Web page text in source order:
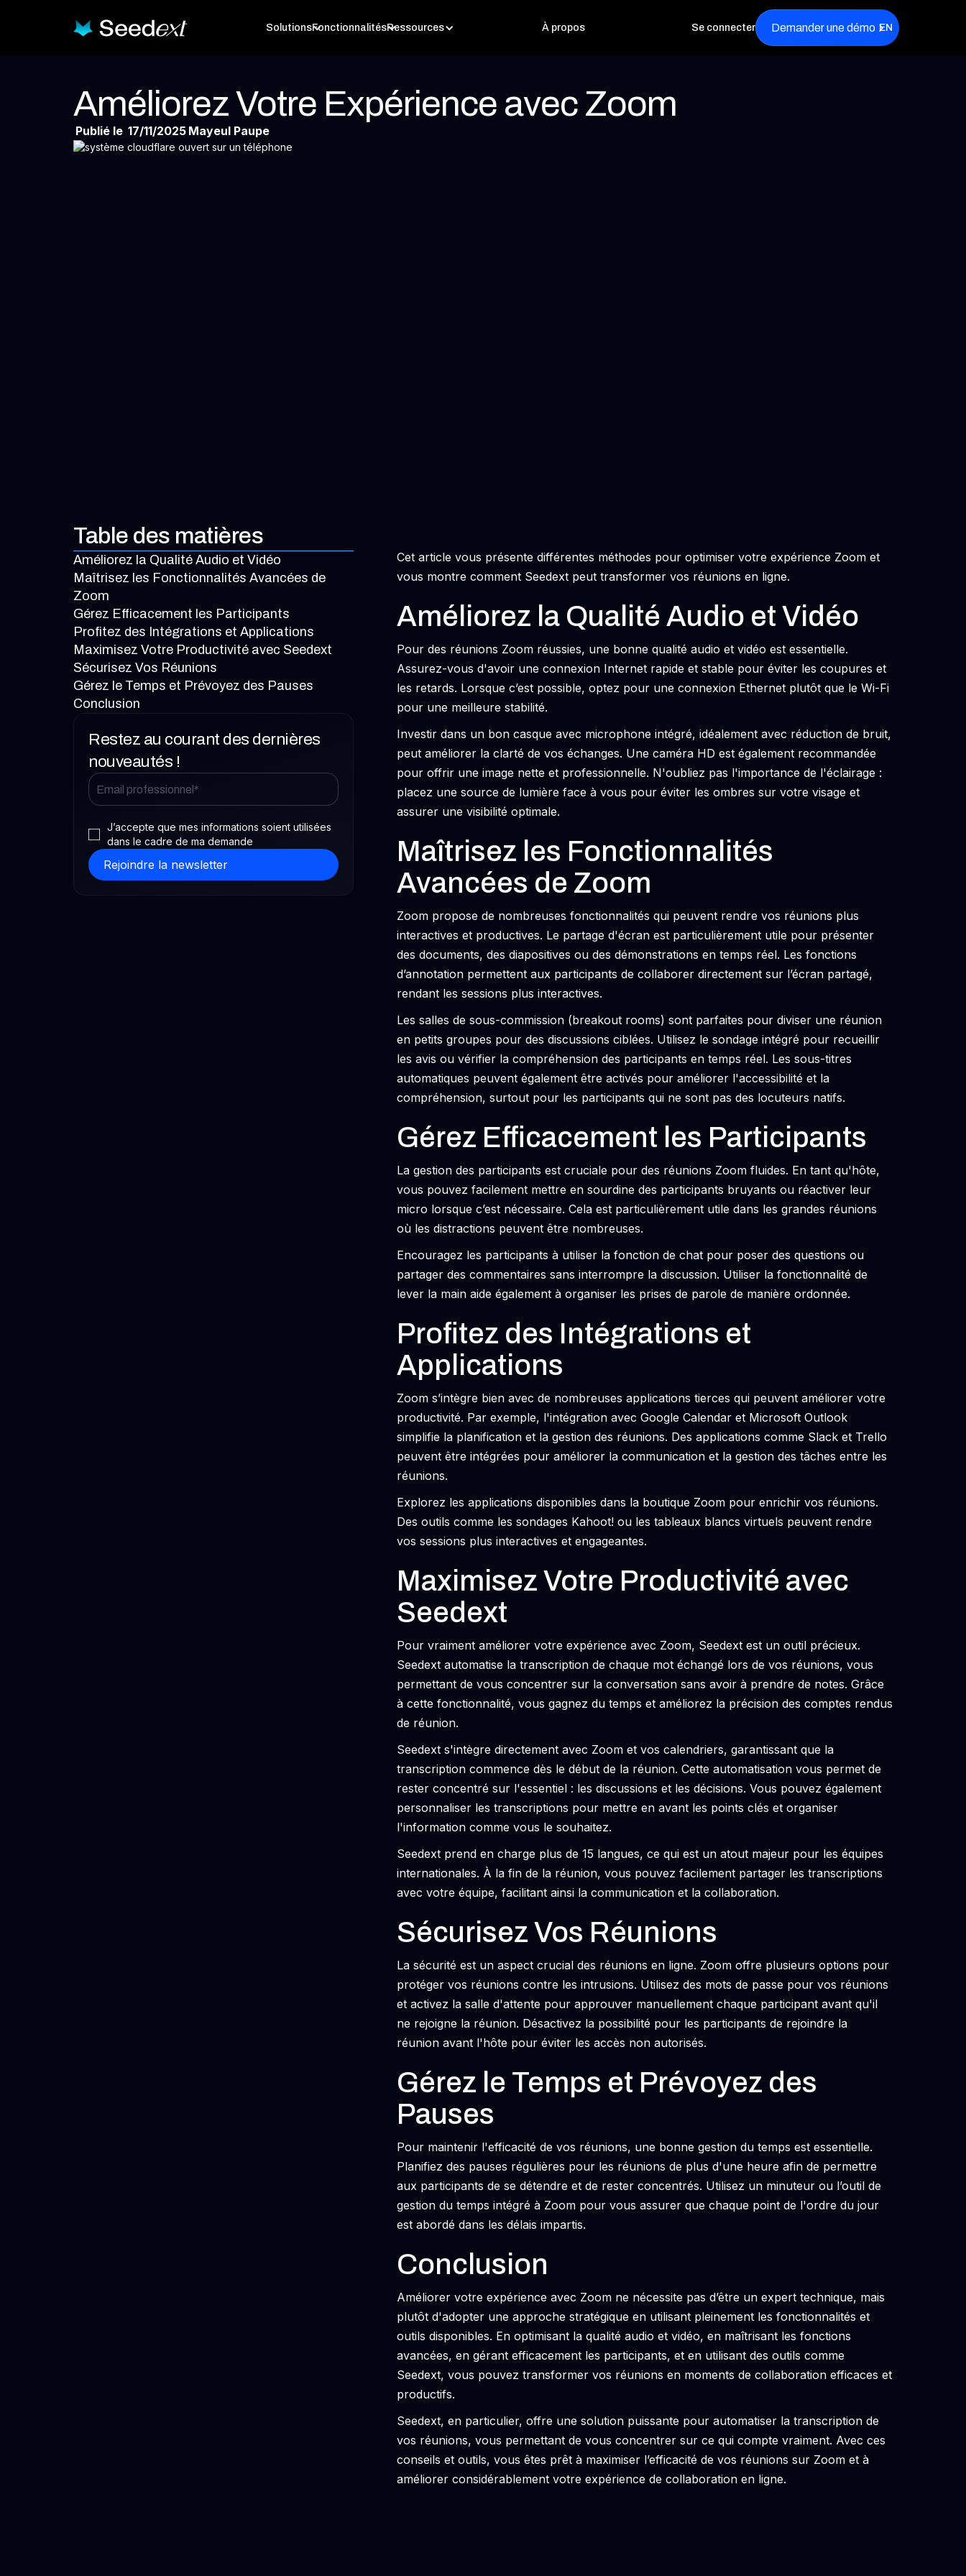
SolutionsFonctionnalitésRessources À propos Se connecter Demander une démo EN
Améliorez Votre Expérience avec Zoom
Publié le 17/11/2025 Mayeul Paupe
Table des matières
Améliorez la Qualité Audio et Vidéo
Maîtrisez les Fonctionnalités Avancées de
Zoom
Gérez Efficacement les Participants
Profitez des Intégrations et Applications
Maximisez Votre Productivité avec Seedext
Sécurisez Vos Réunions
Gérez le Temps et Prévoyez des Pauses
Conclusion
Restez au courant des dernières
nouveautés !
J’accepte que mes informations soient utilisées
dans le cadre de ma demande
Cet article vous présente différentes méthodes pour optimiser votre expérience Zoom et
vous montre comment Seedext peut transformer vos réunions en ligne.
Améliorez la Qualité Audio et Vidéo
Pour des réunions Zoom réussies, une bonne qualité audio et vidéo est essentielle.
Assurez-vous d'avoir une connexion Internet rapide et stable pour éviter les coupures et
les retards. Lorsque c’est possible, optez pour une connexion Ethernet plutôt que le Wi-Fi
pour une meilleure stabilité.
Investir dans un bon casque avec microphone intégré, idéalement avec réduction de bruit,
peut améliorer la clarté de vos échanges. Une caméra HD est également recommandée
pour offrir une image nette et professionnelle. N'oubliez pas l'importance de l'éclairage :
placez une source de lumière face à vous pour éviter les ombres sur votre visage et
assurer une visibilité optimale.
Maîtrisez les Fonctionnalités
Avancées de Zoom
Zoom propose de nombreuses fonctionnalités qui peuvent rendre vos réunions plus
interactives et productives. Le partage d'écran est particulièrement utile pour présenter
des documents, des diapositives ou des démonstrations en temps réel. Les fonctions
d’annotation permettent aux participants de collaborer directement sur l’écran partagé,
rendant les sessions plus interactives.
Les salles de sous-commission (breakout rooms) sont parfaites pour diviser une réunion
en petits groupes pour des discussions ciblées. Utilisez le sondage intégré pour recueillir
les avis ou vérifier la compréhension des participants en temps réel. Les sous-titres
automatiques peuvent également être activés pour améliorer l'accessibilité et la
compréhension, surtout pour les participants qui ne sont pas des locuteurs natifs.
Gérez Efficacement les Participants
La gestion des participants est cruciale pour des réunions Zoom fluides. En tant qu'hôte,
vous pouvez facilement mettre en sourdine des participants bruyants ou réactiver leur
micro lorsque c’est nécessaire. Cela est particulièrement utile dans les grandes réunions
où les distractions peuvent être nombreuses.
Encouragez les participants à utiliser la fonction de chat pour poser des questions ou
partager des commentaires sans interrompre la discussion. Utiliser la fonctionnalité de
lever la main aide également à organiser les prises de parole de manière ordonnée.
Profitez des Intégrations et
Applications
Zoom s’intègre bien avec de nombreuses applications tierces qui peuvent améliorer votre
productivité. Par exemple, l'intégration avec Google Calendar et Microsoft Outlook
simplifie la planification et la gestion des réunions. Des applications comme Slack et Trello
peuvent être intégrées pour améliorer la communication et la gestion des tâches entre les
réunions.
Explorez les applications disponibles dans la boutique Zoom pour enrichir vos réunions.
Des outils comme les sondages Kahoot! ou les tableaux blancs virtuels peuvent rendre
vos sessions plus interactives et engageantes.
Maximisez Votre Productivité avec
Seedext
Pour vraiment améliorer votre expérience avec Zoom, Seedext est un outil précieux.
Seedext automatise la transcription de chaque mot échangé lors de vos réunions, vous
permettant de vous concentrer sur la conversation sans avoir à prendre de notes. Grâce
à cette fonctionnalité, vous gagnez du temps et améliorez la précision des comptes rendus
de réunion.
Seedext s'intègre directement avec Zoom et vos calendriers, garantissant que la
transcription commence dès le début de la réunion. Cette automatisation vous permet de
rester concentré sur l'essentiel : les discussions et les décisions. Vous pouvez également
personnaliser les transcriptions pour mettre en avant les points clés et organiser
l'information comme vous le souhaitez.
Seedext prend en charge plus de 15 langues, ce qui est un atout majeur pour les équipes
internationales. À la fin de la réunion, vous pouvez facilement partager les transcriptions
avec votre équipe, facilitant ainsi la communication et la collaboration.
Sécurisez Vos Réunions
La sécurité est un aspect crucial des réunions en ligne. Zoom offre plusieurs options pour
protéger vos réunions contre les intrusions. Utilisez des mots de passe pour vos réunions
et activez la salle d'attente pour approuver manuellement chaque participant avant qu'il
ne rejoigne la réunion. Désactivez la possibilité pour les participants de rejoindre la
réunion avant l'hôte pour éviter les accès non autorisés.
Gérez le Temps et Prévoyez des
Pauses
Pour maintenir l'efficacité de vos réunions, une bonne gestion du temps est essentielle.
Planifiez des pauses régulières pour les réunions de plus d'une heure afin de permettre
aux participants de se détendre et de rester concentrés. Utilisez un minuteur ou l’outil de
gestion du temps intégré à Zoom pour vous assurer que chaque point de l'ordre du jour
est abordé dans les délais impartis.
Conclusion
Améliorer votre expérience avec Zoom ne nécessite pas d’être un expert technique, mais
plutôt d'adopter une approche stratégique en utilisant pleinement les fonctionnalités et
outils disponibles. En optimisant la qualité audio et vidéo, en maîtrisant les fonctions
avancées, en gérant efficacement les participants, et en utilisant des outils comme
Seedext, vous pouvez transformer vos réunions en moments de collaboration efficaces et
productifs.
Seedext, en particulier, offre une solution puissante pour automatiser la transcription de
vos réunions, vous permettant de vous concentrer sur ce qui compte vraiment. Avec ces
conseils et outils, vous êtes prêt à maximiser l’efficacité de vos réunions sur Zoom et à
améliorer considérablement votre expérience de collaboration en ligne.